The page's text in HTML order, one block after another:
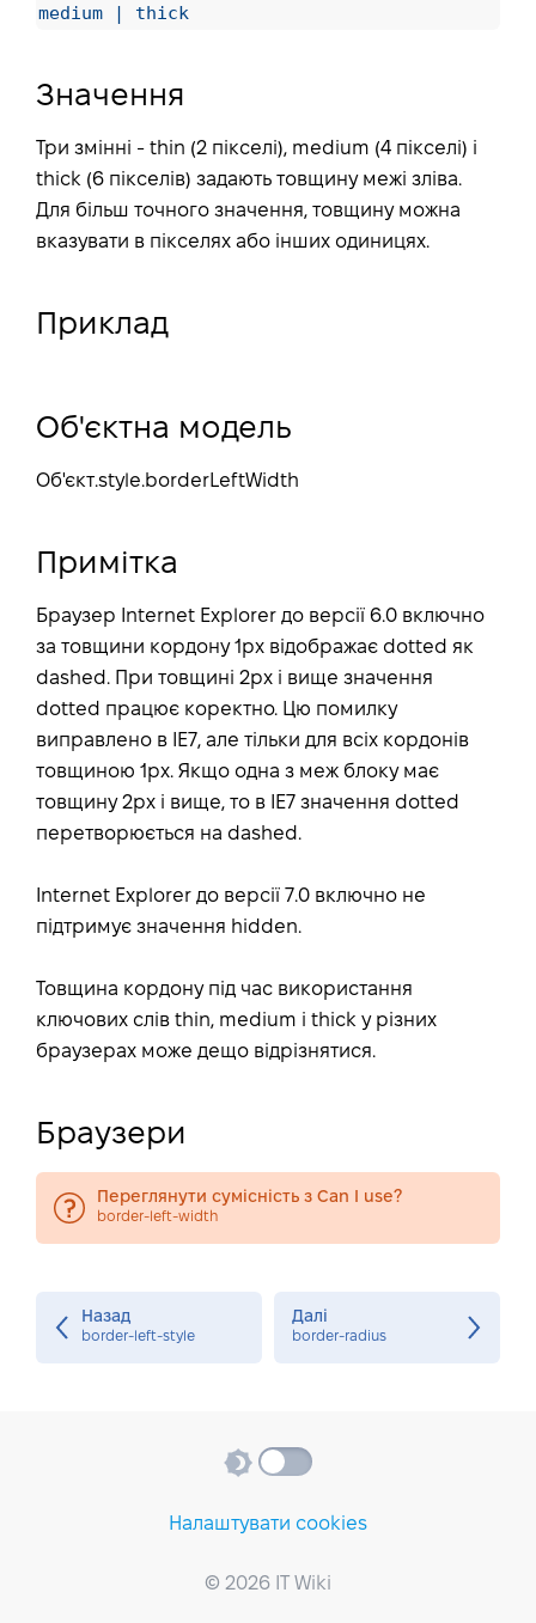
medium | thick
Значення
Три змінні - thin (2 пікселі), medium (4 пікселі) і
thick (6 пікселів) задають товщину межі зліва.
Для більш точного значення, товщину можна
вказувати в пікселях або інших одиницях.
Приклад
Об'єктна модель
Об'єкт.style.borderLeftWidth
Примітка
Браузер Internet Explorer до версії 6.0 включно
за товщини кордону 1px відображає dotted як
dashed. При товщині 2px і вище значення
dotted працює коректно. Цю помилку
виправлено в IE7, але тільки для всіх кордонів
товщиною 1px. Якщо одна з меж блоку має
товщину 2px і вище, то в IE7 значення dotted
перетворюється на dashed.
Internet Explorer до версії 7.0 включно не
підтримує значення hidden.
Товщина кордону під час використання
ключових слів thin, medium і thick у різних
браузерах може дещо відрізнятися.
Браузери
Переглянути сумісність з Can I use?
border-left-width
Назад
border-left-style
Далі
border-radius
Налаштувати cookies
© 2026 IT Wiki